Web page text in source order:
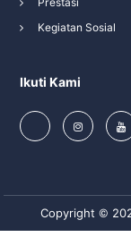
Kegiatan Sosial
Ikuti Kami
Copyright ©